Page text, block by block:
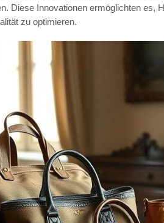
Diese Innovationen ermöglichten es,
zu optimieren.